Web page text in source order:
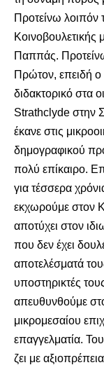
Προτείνω λοιπόν
Παππάς.
Πρώτον, επειδή ο
διδακτορικό στα
Strathclyde στην
έκανε στις
δημογραφικού
πολύ επίκαιρο.
για τέσσερα
εκχωρούμε στον
αποτύχει στον
που δεν έχει
αποτελέσματά
υποστηρικτές
απευθυνθούμε
μικρομεσαίου
επαγγελματία.
ζει με